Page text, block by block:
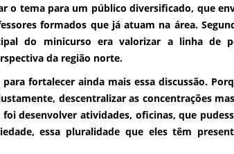
o tema para um público diversificado, que
formados que já atuam na área.
do minicurso era valorizar a linha de
da região norte.
fortalecer ainda mais essa discussão.
descentralizar as concentrações
desenvolver atividades, oficinas, que
essa pluralidade que eles têm